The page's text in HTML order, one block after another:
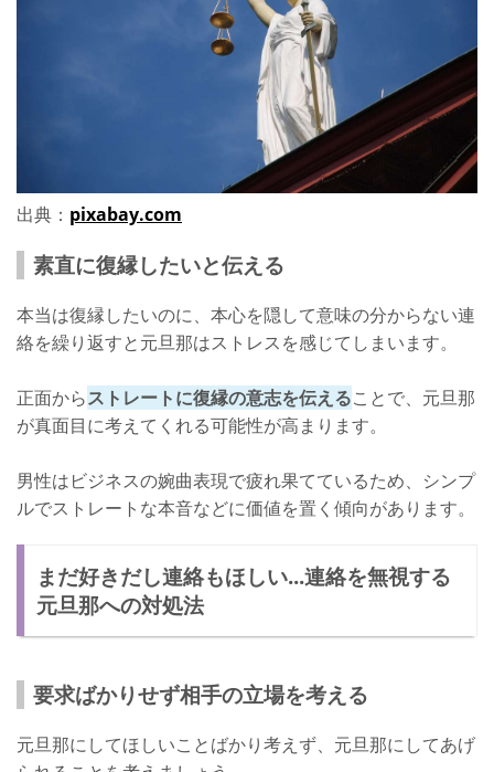
出典： pixabay.com
素直に復縁したいと伝える
本当は復縁したいのに、本心を隠して意味の分からない連
絡を繰り返すと元旦那はストレスを感じてしまいます。
正面からストレートに復縁の意志を伝えることで、元旦那
が真面目に考えてくれる可能性が高まります。
男性はビジネスの婉曲表現で疲れ果てているため、シンプ
ルでストレートな本音などに価値を置く傾向があります。
まだ好きだし連絡もほしい...連絡を無視する
元旦那への対処法
要求ばかりせず相手の立場を考える
元旦那にしてほしいことばかり考えず、元旦那にしてあげ